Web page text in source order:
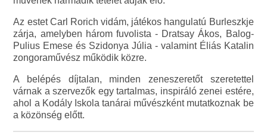
Az estet Carl Rorich vidám, játékos hangulatú Burleszkje
zárja, amelyben három fuvolista - Dratsay Ákos, Balog-
Pulius Emese és Szidonya Júlia - valamint Éliás Katalin
zongoraművész működik közre.
A belépés díjtalan, minden zeneszeretőt szeretettel
várnak a szervezők egy tartalmas, inspiráló zenei estére,
ahol a Kodály Iskola tanárai művészként mutatkoznak be
a közönség előtt.